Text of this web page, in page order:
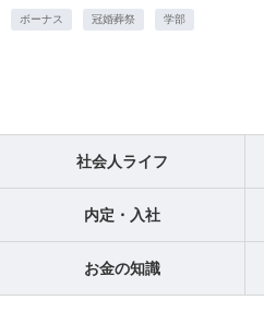
ボーナス 冠婚葬祭 学部
社会人ライフ
内定・入社
お金の知識